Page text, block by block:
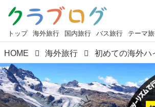
トップ 海外旅行 国内旅行 バス旅行 テーマ
HOME 海外旅行